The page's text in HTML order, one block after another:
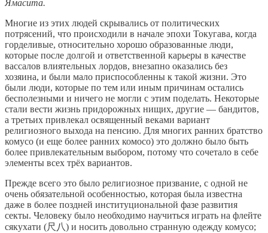
Ямасита.
Многие из этих людей скрывались от политических
потрясений, что происходили в начале эпохи Токугава, когда
горделивые, относительно хорошо образованные люди,
которые после долгой и ответственной карьеры в качестве
вассалов влиятельных лордов, внезапно оказались без
хозяина, и были мало приспособленны к такой жизни. Это
были люди, которые по тем или иным причинам остались
бесполезными и ничего не могли с этим поделать. Некоторые
стали вести жизнь придорожных нищих, другие — бандитов,
а третьих привлекал освященный веками вариант
религиозного выхода на пенсию. Для многих ранних братство
комусо (и еще более ранних комосо) это должно было быть
более привлекательным выбором, потому что сочетало в себе
элементы всех трёх вариантов.
Прежде всего это было религиозное призвание, с одной не
очень обязательной особенностью, которая была известна
даже в более поздней институциональной фазе развития
секты. Человеку было необходимо научиться играть на флейте
сякухати (尺八) и носить довольно странную одежду комусо;